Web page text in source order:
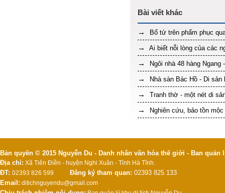
Bổ tử trên phẩm phục
Ai biết nỗi lòng của các
Ngôi nhà 48 hàng
Nhà sàn Bác Hồ - Di
Tranh thờ - một nét di
Nghiên cứu, bảo tồn
Bản quyền © 2015 Nguyễn Du - Danh nhân văn hóa thế giới - Ban
Địa chỉ: Xã Tiên Điền - huyện Nghi Xuân - Tỉnh Hà Tĩnh.
ĐT: 02393 826 599 Đăng ký tham quan: 02393 825 133
Email: ditichnguyendu@gmail.com